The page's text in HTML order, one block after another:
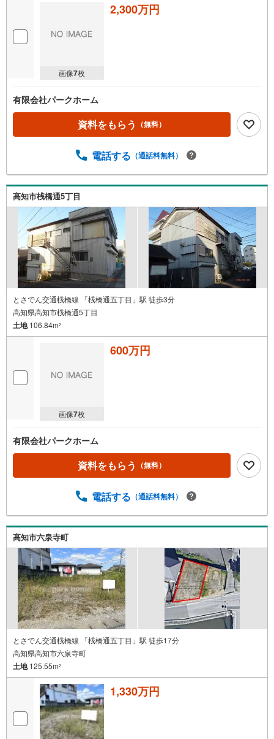
画像7枚
2,300万円
有限会社パークホーム
資料をもらう （無料）
電話する （通話料無料）
高知市桟橋通5丁目
とさでん交通桟橋線 「桟橋通五丁目」駅 徒歩3分
高知県高知市桟橋通5丁目
土地106.84m2
画像7枚
600万円
有限会社パークホーム
資料をもらう （無料）
電話する （通話料無料）
高知市六泉寺町
とさでん交通桟橋線 「桟橋通五丁目」駅 徒歩17分
高知県高知市六泉寺町
土地125.55m2
1,330万円